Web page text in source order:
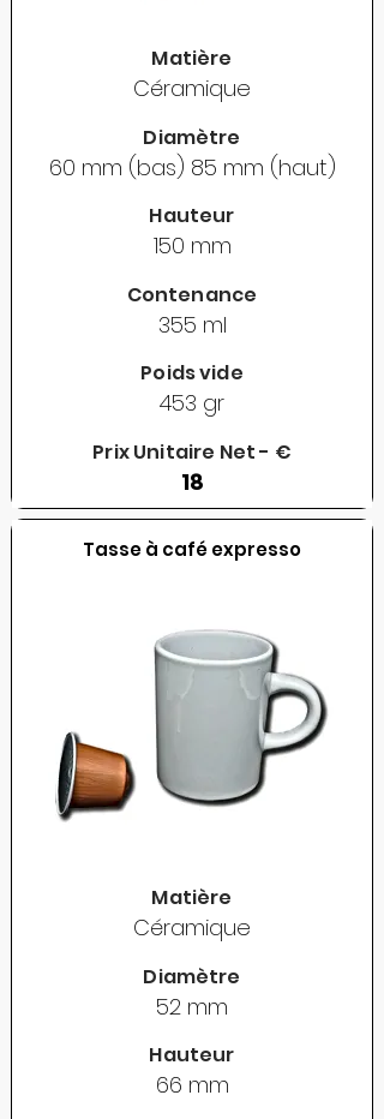
Matière
Céramique
Diamètre
60 mm (bas) 85 mm (haut)
Hauteur
150 mm
Contenance
355 ml
Poids vide
453 gr
Prix Unitaire Net - €
18
Tasse à café expresso
Matière
Céramique
Diamètre
52 mm
Hauteur
66 mm